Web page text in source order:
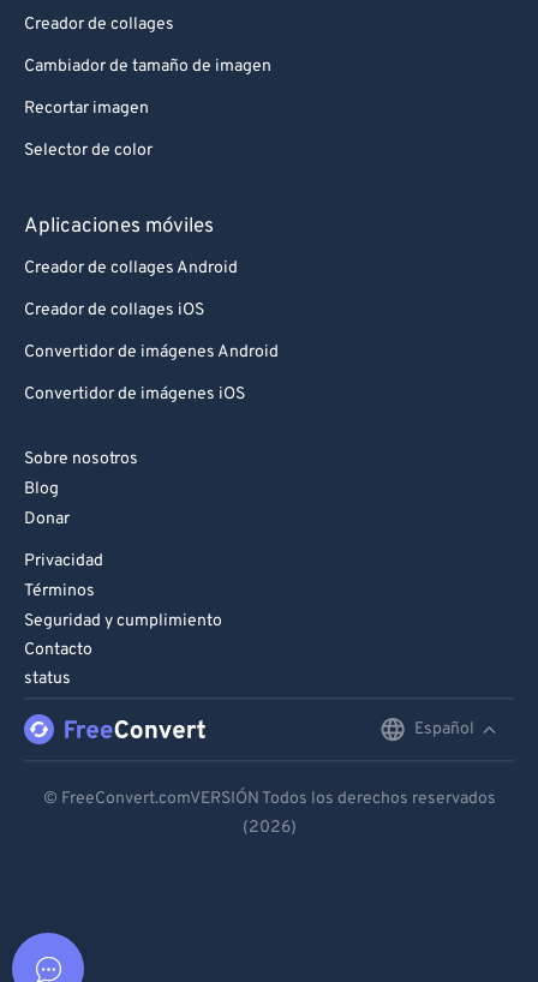
Creador de collages
Cambiador de tamaño de imagen
Recortar imagen
Selector de color
Aplicaciones móviles
Creador de collages Android
Creador de collages iOS
Convertidor de imágenes Android
Convertidor de imágenes iOS
Sobre nosotros
Blog
Donar
Privacidad
Términos
Seguridad y cumplimiento
Contacto
status
Español
Español
© FreeConvert.comVERSIÓN Todos los derechos reservados
(2026)